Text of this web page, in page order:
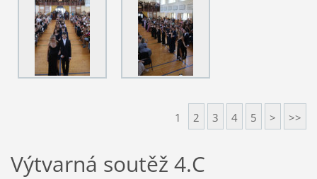
1 2 3 4 5 > >>
Výtvarná soutěž 4.C